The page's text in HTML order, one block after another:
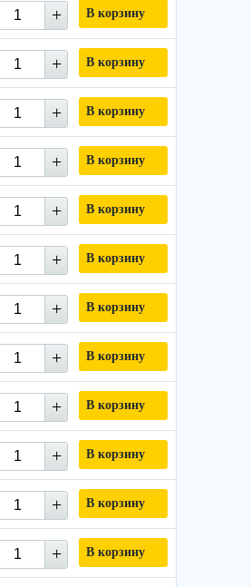
+ В корзину
+ В корзину
+ В корзину
+ В корзину
+ В корзину
+ В корзину
+ В корзину
+ В корзину
+ В корзину
+ В корзину
+ В корзину
+ В корзину